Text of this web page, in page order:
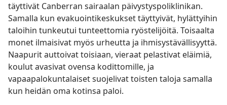
täyttivät Canberran sairaalan päivystyspoliklinikan.
Samalla kun evakuointikeskukset täyttyivät, hylättyihin
taloihin tunkeutui tunteettomia ryöstelijöitä. Toisaalta
monet ilmaisivat myös urheutta ja ihmisystävällisyyttä.
Naapurit auttoivat toisiaan, vieraat pelastivat eläimiä,
koulut avasivat ovensa kodittomille, ja
vapaapalokuntalaiset suojelivat toisten taloja samalla
kun heidän oma kotinsa paloi.